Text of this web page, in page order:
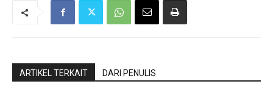
ARTIKEL TERKAIT DARI PENULIS